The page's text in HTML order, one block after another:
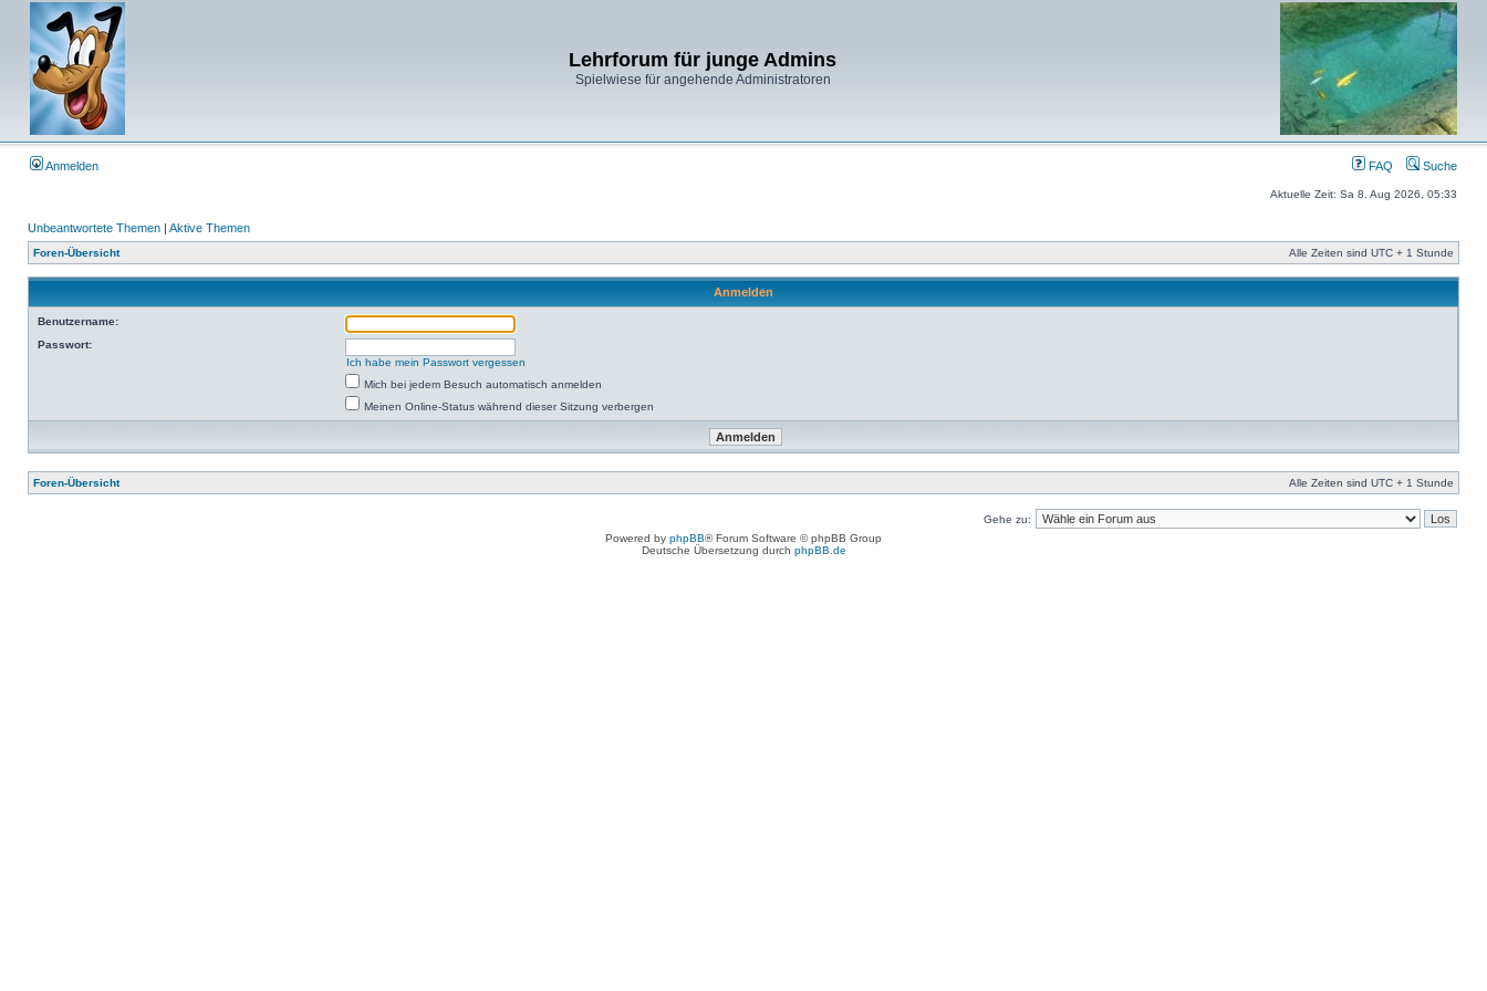
Lehrforum für junge Admins
Spielwiese für angehende Administratoren
Anmelden FAQ Suche
Aktuelle Zeit: Sa 8. Aug 2026, 05:33
Unbeantwortete Themen | Aktive Themen
Foren-Übersicht Alle Zeiten sind UTC + 1 Stunde
Anmelden
Benutzername:
Passwort:
Ich habe mein Passwort vergessen
Mich bei jedem Besuch automatisch anmelden
Meinen Online-Status während dieser Sitzung verbergen
Foren-Übersicht Alle Zeiten sind UTC + 1 Stunde
Gehe zu:
Powered by phpBB® Forum Software © phpBB Group
Deutsche Übersetzung durch phpBB.de